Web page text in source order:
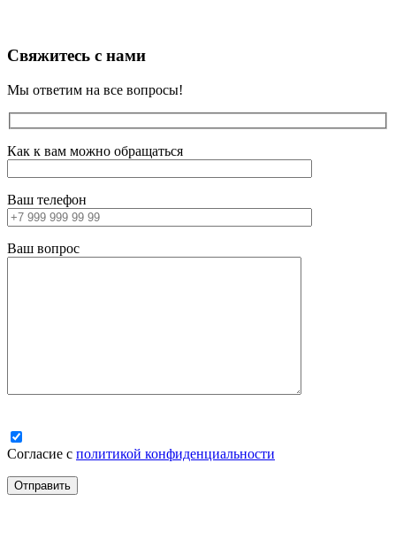
Свяжитесь с нами
Мы ответим на все вопросы!
Как к вам можно обращаться
Ваш телефон
Ваш вопрос
Согласие с политикой конфиденциальности